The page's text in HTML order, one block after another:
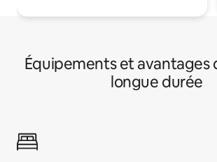
Équipements et avantages
longue durée